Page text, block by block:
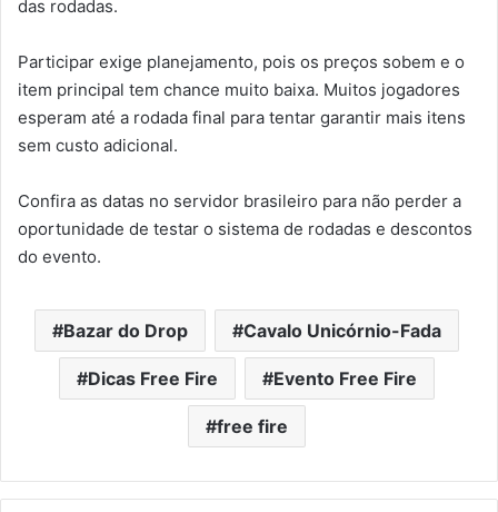
das rodadas.
Participar exige planejamento, pois os preços sobem e o
item principal tem chance muito baixa. Muitos jogadores
esperam até a rodada final para tentar garantir mais itens
sem custo adicional.
Confira as datas no servidor brasileiro para não perder a
oportunidade de testar o sistema de rodadas e descontos
do evento.
Bazar do Drop Cavalo Unicórnio-Fada
Dicas Free Fire Evento Free Fire
free fire